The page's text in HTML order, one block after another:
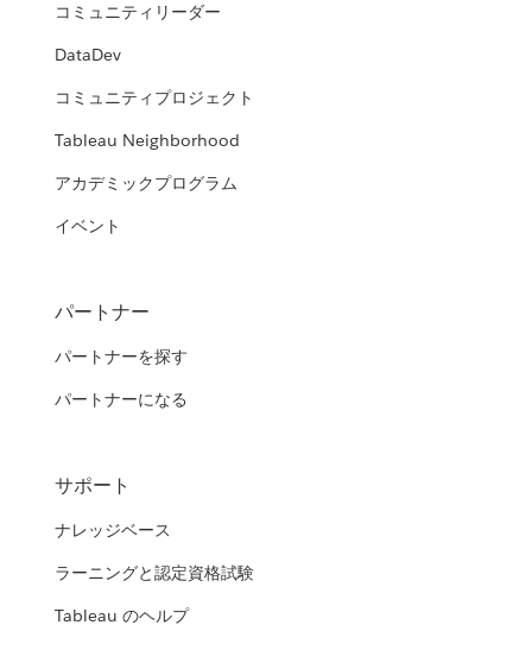
コミュニティリーダー
DataDev
コミュニティプロジェクト
Tableau Neighborhood
アカデミックプログラム
イベント
パートナー
パートナーを探す
パートナーになる
サポート
ナレッジベース
ラーニングと認定資格試験
Tableau のヘルプ